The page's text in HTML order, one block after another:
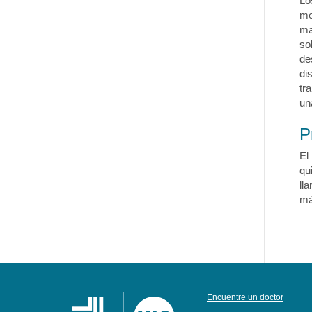
El
Encuentre un doctor